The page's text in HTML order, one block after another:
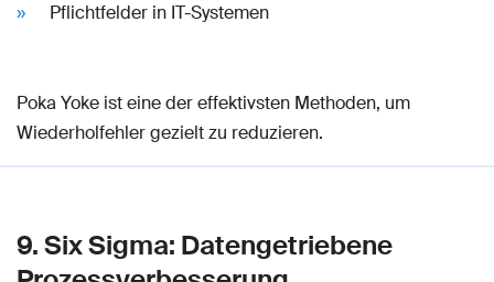
Pflichtfelder in IT-Systemen
Poka Yoke ist eine der effektivsten Methoden, um
Wiederholfehler gezielt zu reduzieren.
9. Six Sigma: Datengetriebene